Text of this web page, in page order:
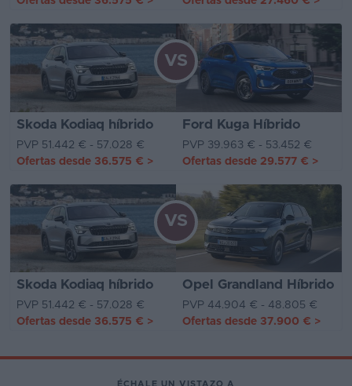
Skoda Kodiaq híbrido Ford Kuga Híbrido
VS
PVP 51.442 € - 57.028 €
PVP 39.963 € - 53.452 €
Ofertas desde 36.575 € > Ofertas desde 29.577 € >
Skoda Kodiaq híbrido Opel Grandland Híbrido
VS
PVP 51.442 € - 57.028 €
PVP 44.904 € - 48.805 €
Ofertas desde 36.575 € > Ofertas desde 37.900 € >
ÉCHALE UN VISTAZO A